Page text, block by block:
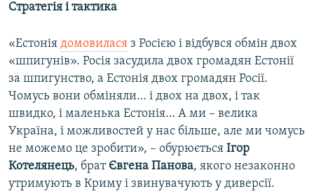
Стратегія і тактика
«Естонія домовилася з Росією і відбувся обмін двох
«шпигунів». Росія засудила двох громадян Естонії
за шпигунство, а Естонія двох громадян Росії.
Чомусь вони обміняли… і двох на двох, і так
швидко, і маленька Естонія… А ми – велика
Україна, і можливостей у нас більше, але ми чомусь
не можемо це зробити», – обурюється Ігор
Котелянець, брат Євгена Панова, якого незаконно
утримують в Криму і звинувачують у диверсії.